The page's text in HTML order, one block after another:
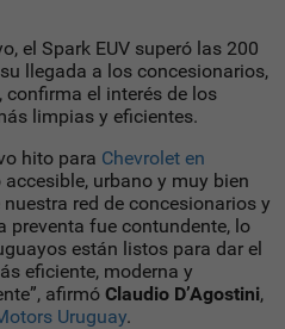
el Spark EUV superó las 200
llegada a los concesionarios,
confirma el interés de los
limpias y eficientes.
hito para Chevrolet en
accesible, urbano y muy bien
red de concesionarios y
preventa fue contundente, lo
están listos para dar el
eficiente, moderna y
afirmó Claudio D’Agostini,
Uruguay.